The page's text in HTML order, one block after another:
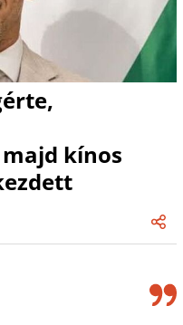
kínos